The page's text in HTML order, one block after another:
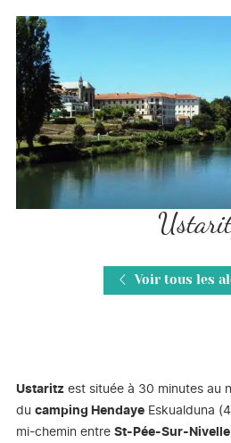
Voir tous les
Ustaritz est située à 30 minutes au
du camping Hendaye Eskualduna
mi-chemin entre St-Pée-Sur-Nivelle